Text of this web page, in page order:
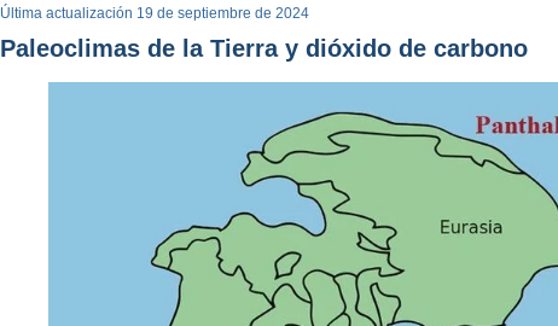
Última actualización 19 de septiembre de 2024
Paleoclimas de la Tierra y dióxido de carbono